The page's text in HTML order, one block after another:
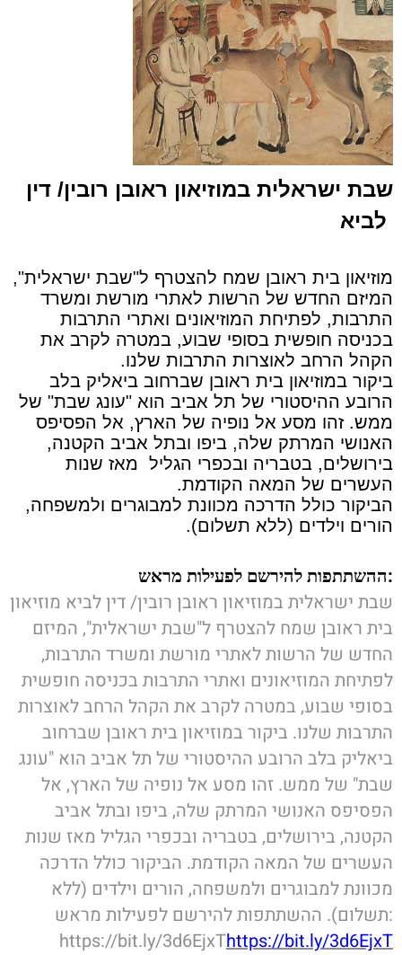
שבת ישראלית במוזיאון ראובן רובין/ דין
לביא
מוזיאון בית ראובן שמח להצטרף ל"שבת ישראלית",
המיזם החדש של הרשות לאתרי מורשת ומשרד
התרבות, לפתיחת המוזיאונים ואתרי התרבות
בכניסה חופשית בסופי שבוע, במטרה לקרב את
הקהל הרחב לאוצרות התרבות שלנו.
ביקור במוזיאון בית ראובן שברחוב ביאליק בלב
הרובע ההיסטורי של תל אביב הוא "עונג שבת" של
ממש. זהו מסע אל נופיה של הארץ, אל הפסיפס
האנושי המרתק שלה, ביפו ובתל אביב הקטנה,
בירושלים, בטבריה ובכפרי הגליל מאז שנות
העשרים של המאה הקודמת.
הביקור כולל הדרכה מכוונת למבוגרים ולמשפחה,
הורים וילדים (ללא תשלום).
ההשתתפות להירשם לפעילות מראש:
שבת ישראלית במוזיאון ראובן רובין/ דין לביא מוזיאון
בית ראובן שמח להצטרף ל"שבת ישראלית", המיזם
החדש של הרשות לאתרי מורשת ומשרד התרבות,
לפתיחת המוזיאונים ואתרי התרבות בכניסה חופשית
בסופי שבוע, במטרה לקרב את הקהל הרחב לאוצרות
התרבות שלנו. ביקור במוזיאון בית ראובן שברחוב
ביאליק בלב הרובע ההיסטורי של תל אביב הוא "עונג
שבת" של ממש. זהו מסע אל נופיה של הארץ, אל
הפסיפס האנושי המרתק שלה, ביפו ובתל אביב
הקטנה, בירושלים, בטבריה ובכפרי הגליל מאז שנות
העשרים של המאה הקודמת. הביקור כולל הדרכה
מכוונת למבוגרים ולמשפחה, הורים וילדים (ללא
תשלום). ההשתתפות להירשם לפעילות מראש:
https://bit.ly/3d6EjxThttps://bit.ly/3d6EjxT